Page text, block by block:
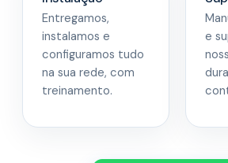
Entregamos,
instalamos e
configuramos tudo
na sua rede, com
treinamento.
e